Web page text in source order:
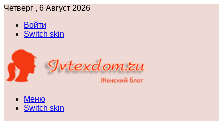
Четверг , 6 Август 2026
Войти
Switch skin
Меню
Switch skin